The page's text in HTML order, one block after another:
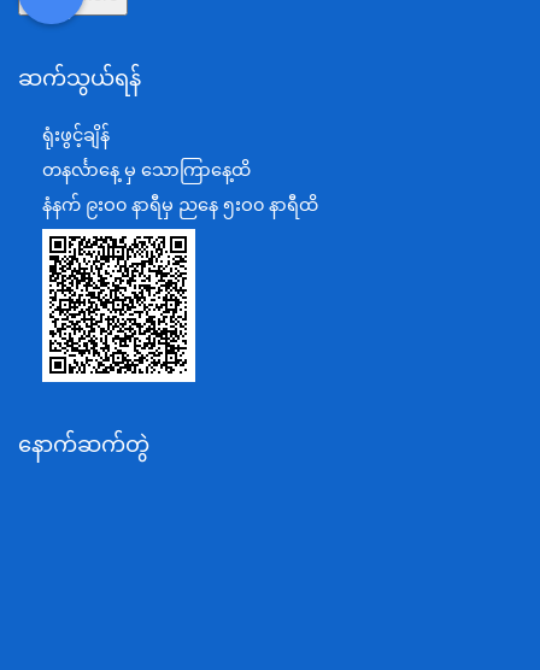
စီမံကိန်း၊ဘဏ္ဍာရေးနှင့်စက်မှုဝန်ကြီးဌာန
အပြည်ပြည်ဆိုင်ရာပူးပေါင်းဆောင်ရွက်ရေးဝန်ကြီးဌာန
ပြန်ကြားရေးဝန်ကြီးဌာန
သာသနာရေးနှင့် ယဉ်ကျေးမှုဝန်ကြီးဌာန
စိုက်ပျိုးရေး၊မွေးမြူရေးနှင့်ဆည်မြောင်းဝန်ကြီးဌာန
ပို့ဆောင်ရေးနှင့်ဆက်သွယ်ရေးဝန်ကြီးဌာန
သယံဇာတနှင့်ပတ်ဝန်းကျင်ထိန်းသိမ်းရေးဝန်ကြီးဌာန
အလုပ်သမား၊လူဝင်မှုကြီးကြပ်ရေးနှင့်ပြည်သူ့အင်အား
ဆက်သွယ်ရန်
ရုံးဖွင့်ချိန်
တနင်္လာနေ့ မှ သောကြာနေ့ထိ
နံနက် ၉းဝ၀ နာရီမှ ညနေ ၅းဝ၀ နာရီထိ
နောက်ဆက်တွဲ